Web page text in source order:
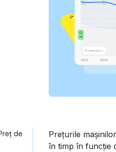
de
Prețurile
în timp în funcție